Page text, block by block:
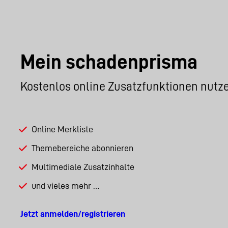
Mein schadenprisma
Kostenlos online Zusatzfunktionen
Online Merkliste
Themebereiche abonnieren
Multimediale Zusatzinhalte
und vieles mehr …
Jetzt anmelden/registrieren